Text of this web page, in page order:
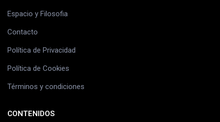
Espacio y Filosofia
Contacto
Política de Privacidad
Política de Cookies
Términos y condiciones
CONTENIDOS